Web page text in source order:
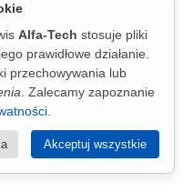
nanocząsteczek do
ochronnych o
metod
jak biodegradowalne
ochronne
Alfa-Tech stosuje pliki
prawidłowe działanie.
przechowywania lub
. Zalecamy zapoznanie
Akceptuj wszystkie